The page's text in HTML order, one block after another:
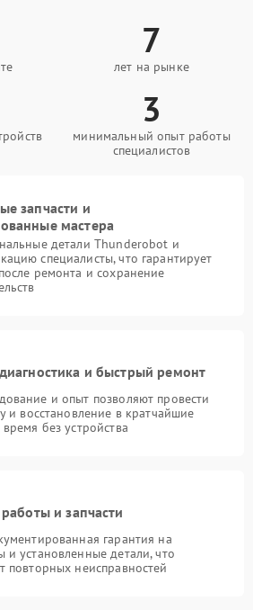
7
лет на рынке
3
минимальный опыт работы
специалистов
запчасти и
мастера
детали Thunderobot и
специалисты, что гарантирует
ремонта и сохранение
и быстрый ремонт
и опыт позволяют провести
и восстановление в кратчайшие
без устройства
и запчасти
гарантия на
установленные детали, что
повторных неисправностей